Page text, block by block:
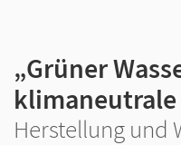
„Grüner
klimaneutrale
Herstellung und